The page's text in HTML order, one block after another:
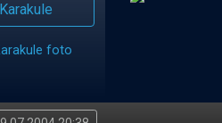
Karakule